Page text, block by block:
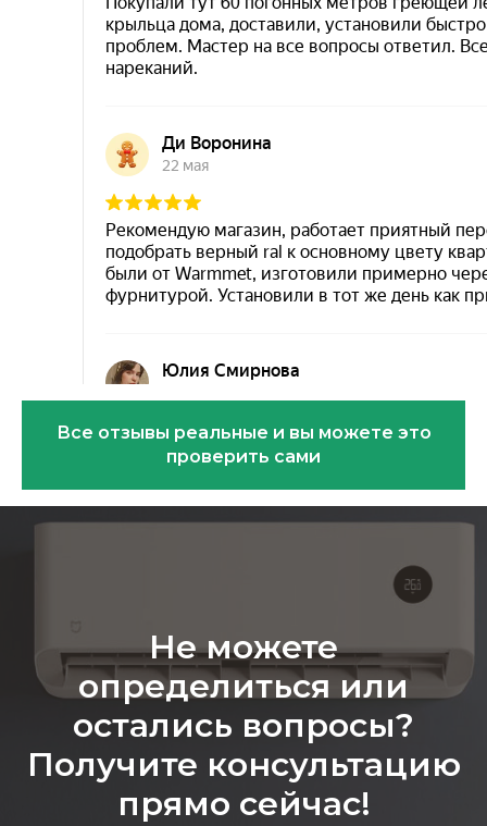
Эковарме на карте Санкт‑Петербурга —
Все отзывы реальные и вы можете это
проверить сами
Не можете
определиться или
остались вопросы?
Получите консультацию
прямо сейчас!